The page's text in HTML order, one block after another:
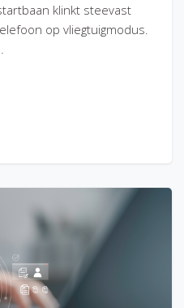
klinkt steevast
op vliegtuigmodus.